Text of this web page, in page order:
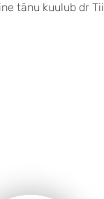
tänu kuulub dr